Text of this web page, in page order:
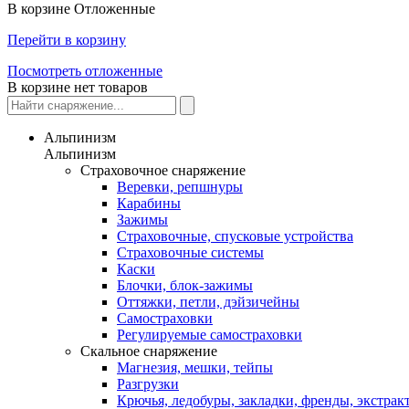
В корзине Отложенные
Перейти в корзину
Посмотреть отложенные
В корзине нет товаров
Альпинизм
Альпинизм
Страховочное снаряжение
Веревки, репшнуры
Карабины
Зажимы
Страховочные, спусковые устройства
Страховочные системы
Каски
Блочки, блок-зажимы
Оттяжки, петли, дэйзичейны
Самостраховки
Регулируемые самостраховки
Скальное снаряжение
Магнезия, мешки, тейпы
Разгрузки
Крючья, ледобуры, закладки, френды,